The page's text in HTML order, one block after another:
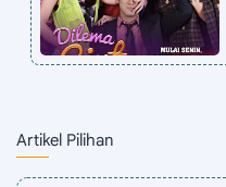
Artikel Pilihan